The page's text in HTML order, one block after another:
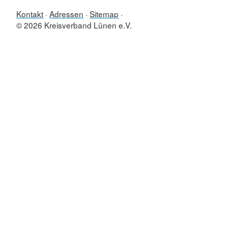
Kontakt Adressen Sitemap
© 2026 Kreisverband Lünen e.V.